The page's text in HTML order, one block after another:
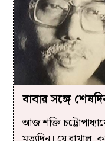
বাবার সঙ্গে
আজ শক্তি